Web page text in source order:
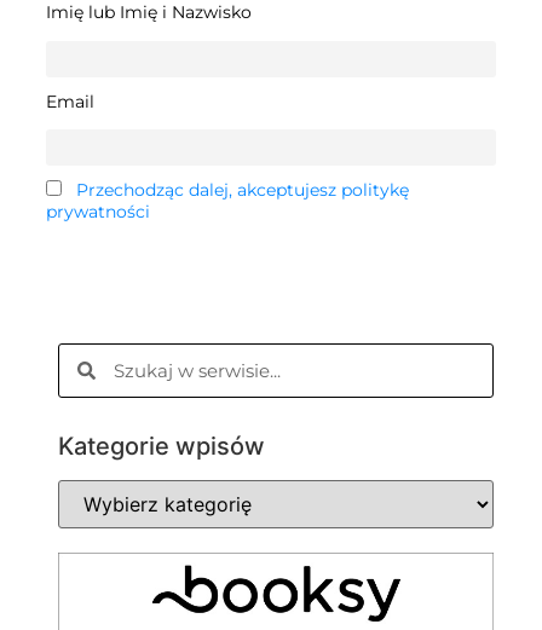
Imię lub Imię i Nazwisko
Email
Przechodząc dalej, akceptujesz politykę
prywatności
Kategorie wpisów